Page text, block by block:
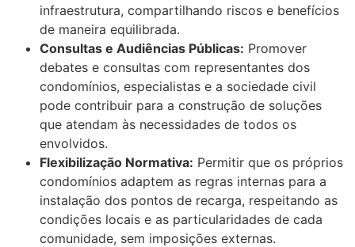
infraestrutura, compartilhando riscos e benefícios
de maneira equilibrada.
Consultas e Audiências Públicas: Promover
debates e consultas com representantes dos
condomínios, especialistas e a sociedade civil
pode contribuir para a construção de soluções
que atendam às necessidades de todos os
envolvidos.
Flexibilização Normativa: Permitir que os próprios
condomínios adaptem as regras internas para a
instalação dos pontos de recarga, respeitando as
condições locais e as particularidades de cada
comunidade, sem imposições externas.